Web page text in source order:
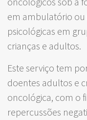
em ambulatório
psicológicas em
crianças e adultos.
Este serviço tem
doentes adultos e
oncológica, com o
repercussões